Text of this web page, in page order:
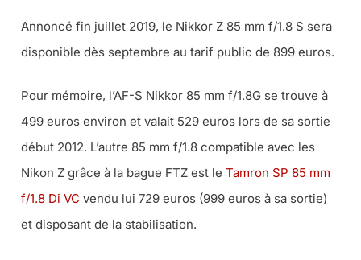
Annoncé fin juillet 2019, le Nikkor Z 85 mm f/1.8 S sera
disponible dès septembre au tarif public de 899 euros.
Pour mémoire, l’AF-S Nikkor 85 mm f/1.8G se trouve à
499 euros environ et valait 529 euros lors de sa sortie
début 2012. L’autre 85 mm f/1.8 compatible avec les
Nikon Z grâce à la bague FTZ est le Tamron SP 85 mm
f/1.8 Di VC vendu lui 729 euros (999 euros à sa sortie)
et disposant de la stabilisation.